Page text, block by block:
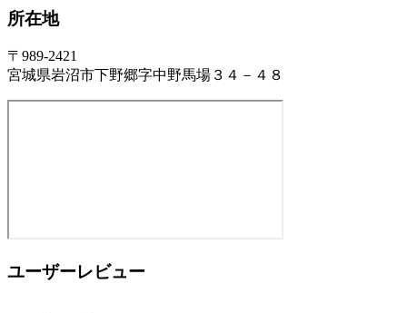
所在地
〒989-2421
宮城県岩沼市下野郷字中野馬場３４－４８
ユーザーレビュー